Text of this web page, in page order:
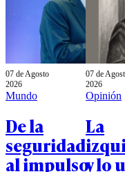
07 de Agosto
2026
Mundo
De la
seguridad
al impulso
07 de
2026
Opinión
La
y lo